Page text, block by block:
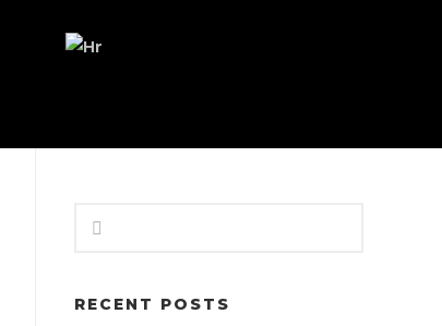
RECENT POSTS